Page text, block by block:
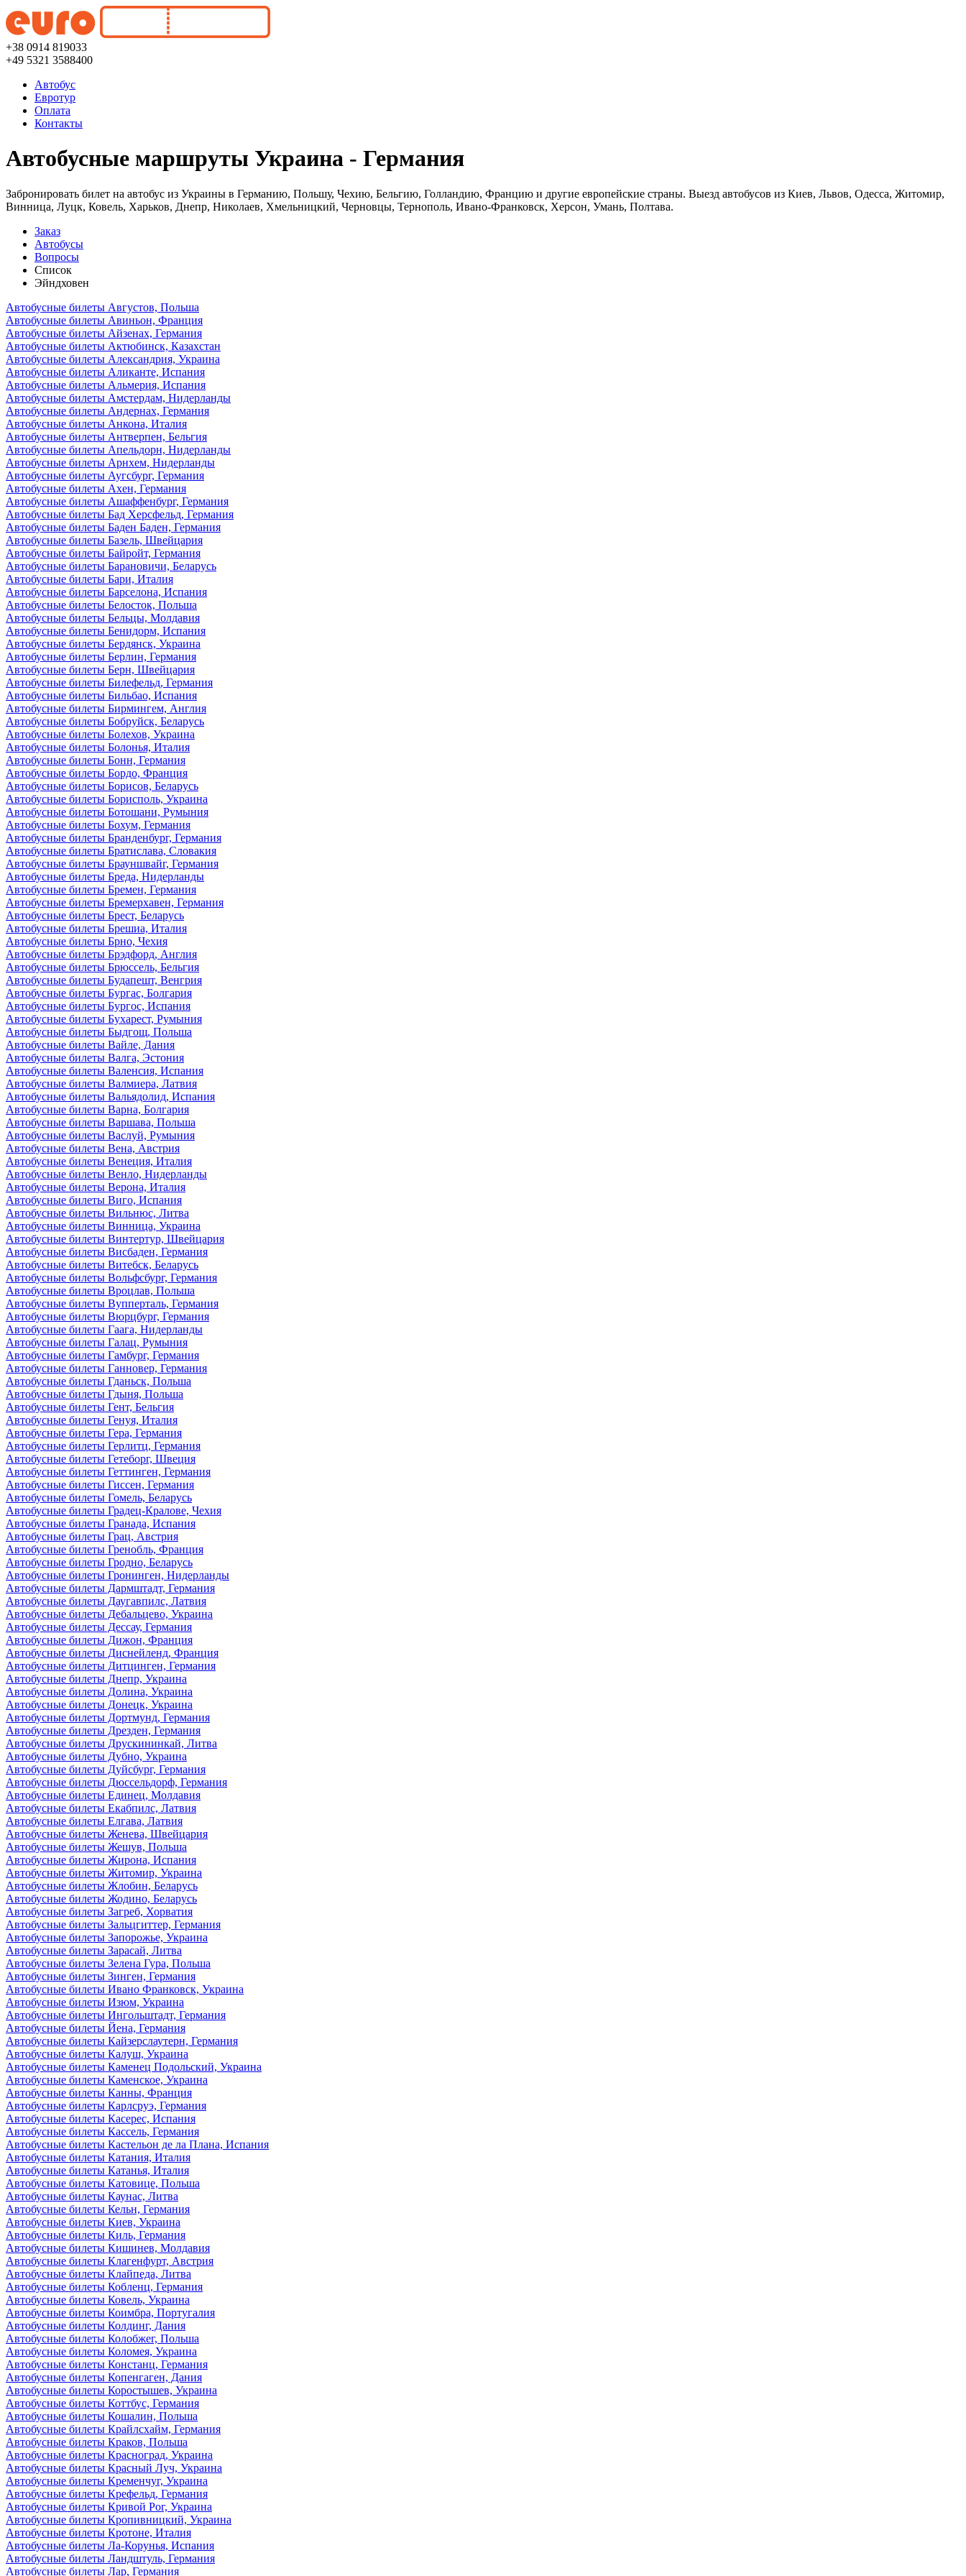
+38 0914 819033
+49 5321 3588400
Автобус
Евротур
Оплата
Контакты
Автобусные маршруты Украина - Германия
Забронировать билет на автобус из Украины в Германию, Польшу, Чехию, Бельгию, Голландию, Францию и другие европейские страны. Выезд автобусов из Киев, Львов, Одесса, Житомир,
Винница, Луцк, Ковель, Харьков, Днепр, Николаев, Хмельницкий, Черновцы, Тернополь, Ивано-Франковск, Херсон, Умань, Полтава.
Заказ
Автобусы
Вопросы
Список
Эйндховен
Автобусные билеты Августов, Польша
Автобусные билеты Авиньон, Франция
Автобусные билеты Айзенах, Германия
Автобусные билеты Актюбинск, Казахстан
Автобусные билеты Александрия, Украина
Автобусные билеты Аликанте, Испания
Автобусные билеты Альмерия, Испания
Автобусные билеты Амстердам, Нидерланды
Автобусные билеты Андернах, Германия
Автобусные билеты Анкона, Италия
Автобусные билеты Антверпен, Бельгия
Автобусные билеты Апельдорн, Нидерланды
Автобусные билеты Арнхем, Нидерланды
Автобусные билеты Аугсбург, Германия
Автобусные билеты Ахен, Германия
Автобусные билеты Ашаффенбург, Германия
Автобусные билеты Бад Херсфельд, Германия
Автобусные билеты Баден Баден, Германия
Автобусные билеты Базель, Швейцария
Автобусные билеты Байройт, Германия
Автобусные билеты Барановичи, Беларусь
Автобусные билеты Бари, Италия
Автобусные билеты Барселона, Испания
Автобусные билеты Белосток, Польша
Автобусные билеты Бельцы, Молдавия
Автобусные билеты Бенидорм, Испания
Автобусные билеты Бердянск, Украина
Автобусные билеты Берлин, Германия
Автобусные билеты Берн, Швейцария
Автобусные билеты Билефельд, Германия
Автобусные билеты Бильбао, Испания
Автобусные билеты Бирмингем, Англия
Автобусные билеты Бобруйск, Беларусь
Автобусные билеты Болехов, Украина
Автобусные билеты Болонья, Италия
Автобусные билеты Бонн, Германия
Автобусные билеты Бордо, Франция
Автобусные билеты Борисов, Беларусь
Автобусные билеты Борисполь, Украина
Автобусные билеты Ботошани, Румыния
Автобусные билеты Бохум, Германия
Автобусные билеты Бранденбург, Германия
Автобусные билеты Братислава, Словакия
Автобусные билеты Брауншвайг, Германия
Автобусные билеты Бреда, Нидерланды
Автобусные билеты Бремен, Германия
Автобусные билеты Бремерхавен, Германия
Автобусные билеты Брест, Беларусь
Автобусные билеты Брешиа, Италия
Автобусные билеты Брно, Чехия
Автобусные билеты Брэдфорд, Англия
Автобусные билеты Брюссель, Бельгия
Автобусные билеты Будапешт, Венгрия
Автобусные билеты Бургас, Болгария
Автобусные билеты Бургос, Испания
Автобусные билеты Бухарест, Румыния
Автобусные билеты Быдгощ, Польша
Автобусные билеты Вайле, Дания
Автобусные билеты Валга, Эстония
Автобусные билеты Валенсия, Испания
Автобусные билеты Валмиера, Латвия
Автобусные билеты Вальядолид, Испания
Автобусные билеты Варна, Болгария
Автобусные билеты Варшава, Польша
Автобусные билеты Васлуй, Румыния
Автобусные билеты Вена, Австрия
Автобусные билеты Венеция, Италия
Автобусные билеты Венло, Нидерланды
Автобусные билеты Верона, Италия
Автобусные билеты Виго, Испания
Автобусные билеты Вильнюс, Литва
Автобусные билеты Винница, Украина
Автобусные билеты Винтертур, Швейцария
Автобусные билеты Висбаден, Германия
Автобусные билеты Витебск, Беларусь
Автобусные билеты Вольфсбург, Германия
Автобусные билеты Вроцлав, Польша
Автобусные билеты Вупперталь, Германия
Автобусные билеты Вюрцбург, Германия
Автобусные билеты Гаага, Нидерланды
Автобусные билеты Галац, Румыния
Автобусные билеты Гамбург, Германия
Автобусные билеты Ганновер, Германия
Автобусные билеты Гданьск, Польша
Автобусные билеты Гдыня, Польша
Автобусные билеты Гент, Бельгия
Автобусные билеты Генуя, Италия
Автобусные билеты Гера, Германия
Автобусные билеты Герлитц, Германия
Автобусные билеты Гетеборг, Швеция
Автобусные билеты Геттинген, Германия
Автобусные билеты Гиссен, Германия
Автобусные билеты Гомель, Беларусь
Автобусные билеты Градец-Кралове, Чехия
Автобусные билеты Гранада, Испания
Автобусные билеты Грац, Австрия
Автобусные билеты Гренобль, Франция
Автобусные билеты Гродно, Беларусь
Автобусные билеты Гронинген, Нидерланды
Автобусные билеты Дармштадт, Германия
Автобусные билеты Даугавпилс, Латвия
Автобусные билеты Дебальцево, Украина
Автобусные билеты Дессау, Германия
Автобусные билеты Дижон, Франция
Автобусные билеты Диснейленд, Франция
Автобусные билеты Дитцинген, Германия
Автобусные билеты Днепр, Украина
Автобусные билеты Долина, Украина
Автобусные билеты Донецк, Украина
Автобусные билеты Дортмунд, Германия
Автобусные билеты Дрезден, Германия
Автобусные билеты Друскининкай, Литва
Автобусные билеты Дубно, Украина
Автобусные билеты Дуйсбург, Германия
Автобусные билеты Дюссельдорф, Германия
Автобусные билеты Единец, Молдавия
Автобусные билеты Екабпилс, Латвия
Автобусные билеты Елгава, Латвия
Автобусные билеты Женева, Швейцария
Автобусные билеты Жешув, Польша
Автобусные билеты Жирона, Испания
Автобусные билеты Житомир, Украина
Автобусные билеты Жлобин, Беларусь
Автобусные билеты Жодино, Беларусь
Автобусные билеты Загреб, Хорватия
Автобусные билеты Зальцгиттер, Германия
Автобусные билеты Запорожье, Украина
Автобусные билеты Зарасай, Литва
Автобусные билеты Зелена Гура, Польша
Автобусные билеты Зинген, Германия
Автобусные билеты Ивано Франковск, Украина
Автобусные билеты Изюм, Украина
Автобусные билеты Ингольштадт, Германия
Автобусные билеты Йена, Германия
Автобусные билеты Кайзерслаутерн, Германия
Автобусные билеты Калуш, Украина
Автобусные билеты Каменец Подольский, Украина
Автобусные билеты Каменское, Украина
Автобусные билеты Канны, Франция
Автобусные билеты Карлсруэ, Германия
Автобусные билеты Касерес, Испания
Автобусные билеты Кассель, Германия
Автобусные билеты Кастельон де ла Плана, Испания
Автобусные билеты Катания, Италия
Автобусные билеты Катанья, Италия
Автобусные билеты Катовице, Польша
Автобусные билеты Каунас, Литва
Автобусные билеты Кельн, Германия
Автобусные билеты Киев, Украина
Автобусные билеты Киль, Германия
Автобусные билеты Кишинев, Молдавия
Автобусные билеты Клагенфурт, Австрия
Автобусные билеты Клайпеда, Литва
Автобусные билеты Кобленц, Германия
Автобусные билеты Ковель, Украина
Автобусные билеты Коимбра, Португалия
Автобусные билеты Колдинг, Дания
Автобусные билеты Колобжег, Польша
Автобусные билеты Коломея, Украина
Автобусные билеты Констанц, Германия
Автобусные билеты Копенгаген, Дания
Автобусные билеты Коростышев, Украина
Автобусные билеты Коттбус, Германия
Автобусные билеты Кошалин, Польша
Автобусные билеты Крайлсхайм, Германия
Автобусные билеты Краков, Польша
Автобусные билеты Красноград, Украина
Автобусные билеты Красный Луч, Украина
Автобусные билеты Кременчуг, Украина
Автобусные билеты Крефельд, Германия
Автобусные билеты Кривой Рог, Украина
Автобусные билеты Кропивницкий, Украина
Автобусные билеты Кротоне, Италия
Автобусные билеты Ла-Корунья, Испания
Автобусные билеты Ландштуль, Германия
Автобусные билеты Лар, Германия